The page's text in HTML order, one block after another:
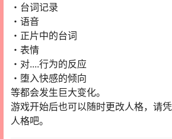
・台词记录
・语音
・正片中的台词
・表情
・对....行为的反应
・堕入快感的倾向
等都会发生巨大变化。
游戏开始后也可以随时更改人格，请
人格吧。